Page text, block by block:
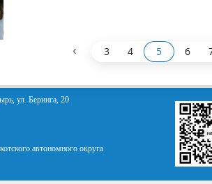
‹ 3 4 5 6
ул. Беринга, 20
автономного округа